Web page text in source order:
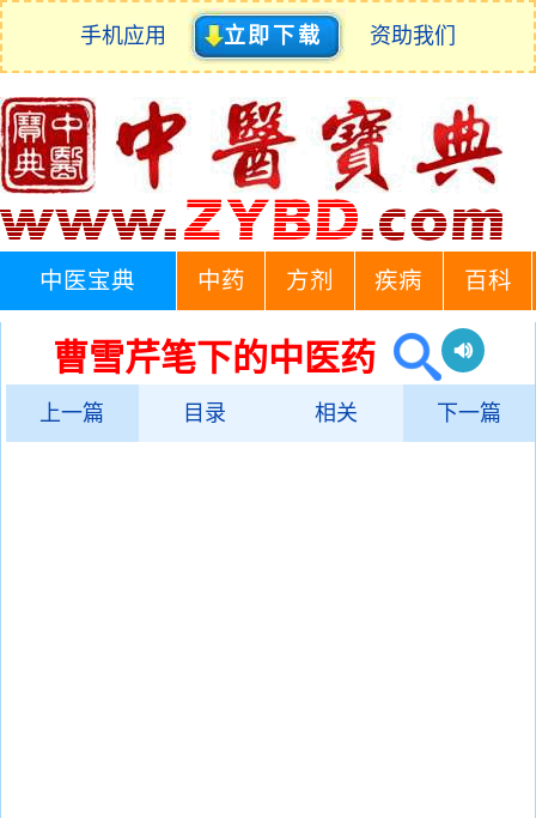
手机应用 立即下载 资助我们
中医宝典 中药 方剂 疾病 百科
曹雪芹笔下的中医药
上一篇 目录 相关 下一篇